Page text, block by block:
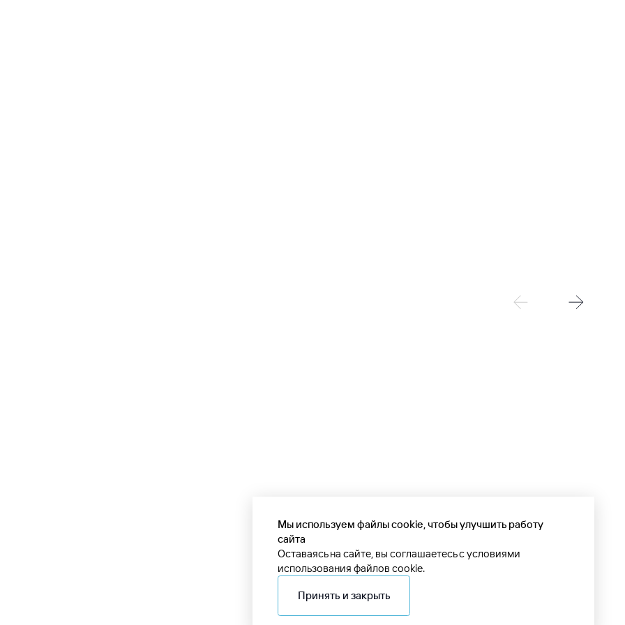
Мы используем файлы cookie, чтобы улучшить работу
сайта
Оставаясь на сайте, вы соглашаетесь с условиями
использования файлов cookie.
Принять и закрыть